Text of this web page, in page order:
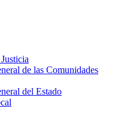
de las Comunidades
del Estado